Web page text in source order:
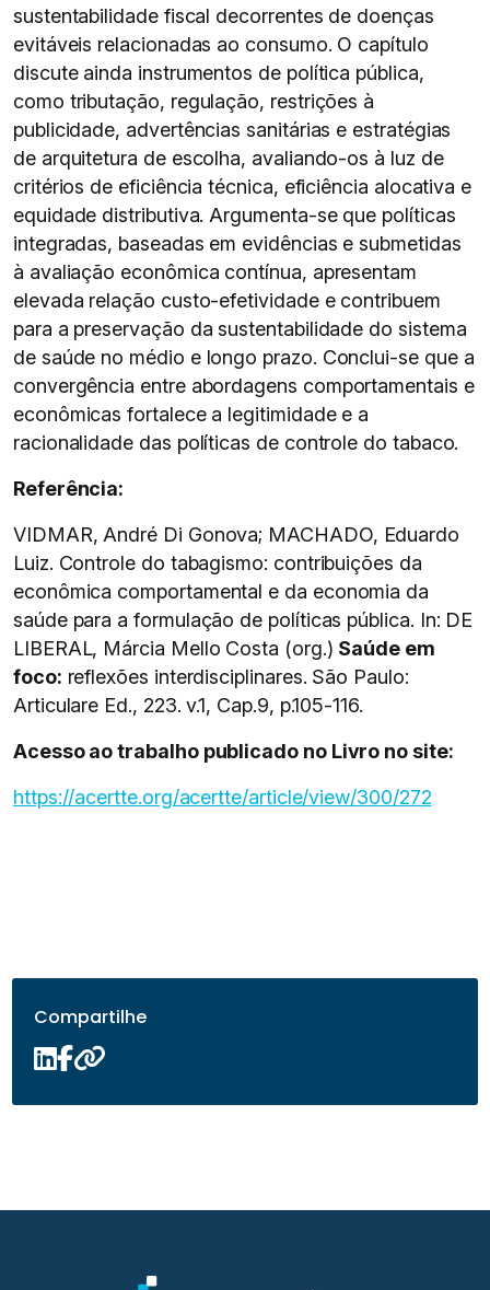
sustentabilidade fiscal decorrentes de doenças
evitáveis relacionadas ao consumo. O capítulo
discute ainda instrumentos de política pública,
como tributação, regulação, restrições à
publicidade, advertências sanitárias e estratégias
de arquitetura de escolha, avaliando-os à luz de
critérios de eficiência técnica, eficiência alocativa e
equidade distributiva. Argumenta-se que políticas
integradas, baseadas em evidências e submetidas
à avaliação econômica contínua, apresentam
elevada relação custo-efetividade e contribuem
para a preservação da sustentabilidade do sistema
de saúde no médio e longo prazo. Conclui-se que a
convergência entre abordagens comportamentais e
econômicas fortalece a legitimidade e a
racionalidade das políticas de controle do tabaco.
Referência:
VIDMAR, André Di Gonova; MACHADO, Eduardo
Luiz. Controle do tabagismo: contribuições da
econômica comportamental e da economia da
saúde para a formulação de políticas pública. In: DE
LIBERAL, Márcia Mello Costa (org.) Saúde em
foco: reflexões interdisciplinares. São Paulo:
Articulare Ed., 223. v.1, Cap.9, p.105-116.
Acesso ao trabalho publicado no Livro no site:
https://acertte.org/acertte/article/view/300/272
Compartilhe